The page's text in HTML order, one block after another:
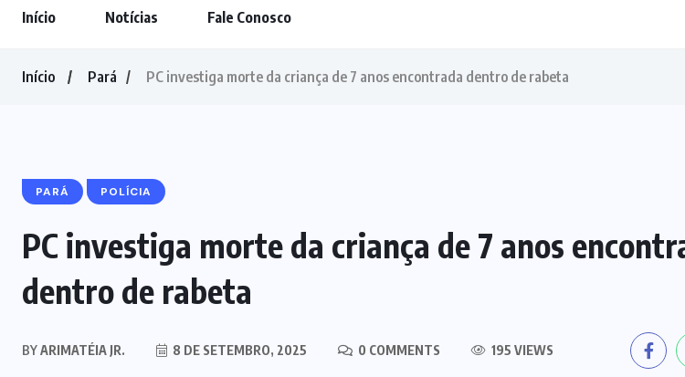
Início Notícias Fale Conosco
Início Pará PC investiga morte da criança de 7 anos encontrada dentro de rabeta
PARÁ POLÍCIA
PC investiga morte da criança de 7 anos
dentro de rabeta
BYARIMATÉIA JR. 8 DE SETEMBRO, 2025 0 COMMENTS 195 VIEWS